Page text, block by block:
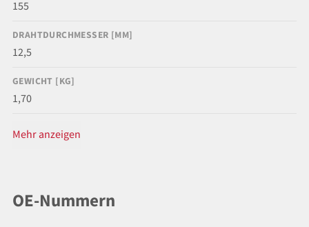
155
DRAHTDURCHMESSER [MM]
12,5
GEWICHT [KG]
1,70
Mehr anzeigen
OE-Nummern